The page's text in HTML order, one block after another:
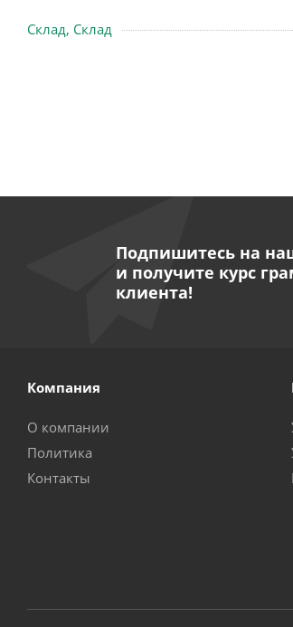
Склад, Склад
Подпишитесь на
и получите курс
клиента!
Компания
О компании
Политика
Контакты